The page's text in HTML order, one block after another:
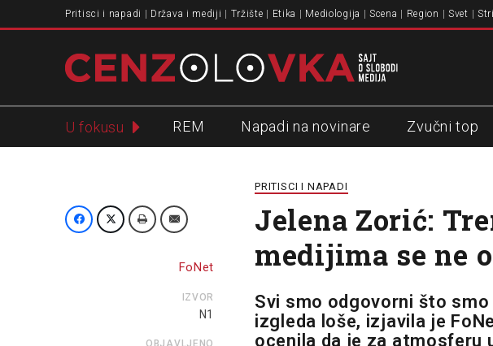
Pritisci i napadi Država i mediji Tržište Etika Mediologija Scena Region Svet
U fokusu REM Napadi na novinare Zvučni top
FoNet
IZVOR
N1
OBJAVLJENO
PRITISCI I NAPADI
Jelena Zorić:
medijima se ne
Svi smo odgovorni što
izgleda loše, izjavila je
ocenila da je za atmosferu